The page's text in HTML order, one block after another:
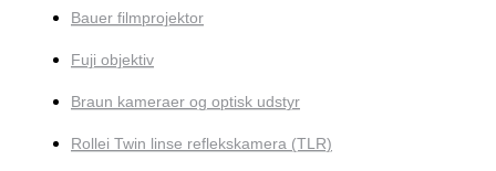
Bauer filmprojektor
Fuji objektiv
Braun kameraer og optisk udstyr
Rollei Twin linse reflekskamera (TLR)